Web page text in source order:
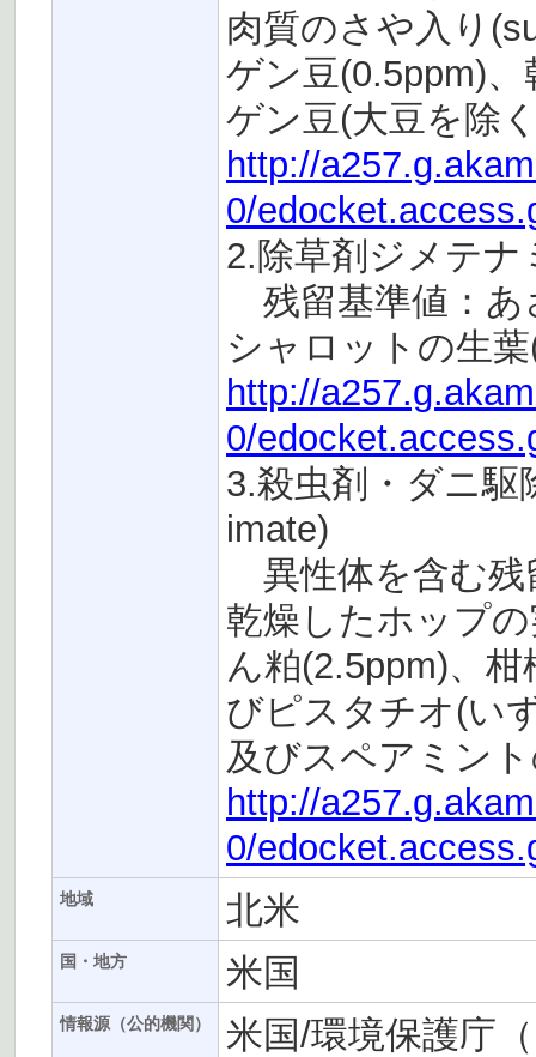
肉質のさや入り
ゲン豆(0.5ppm)
ゲン豆(大豆を除
http://
0/
2.除草剤ジメテナ
残留基準値：あ
シャロットの生
http://
0/
3.殺虫剤・ダニ
imate)
異性体を含む残
乾燥したホップ
ん粕(2.5ppm)、
びピスタチオ(い
及びスペアミン
http://
0/
地域 北米
国・地方 米国
情報源（公的機関） 米国/環境保護庁